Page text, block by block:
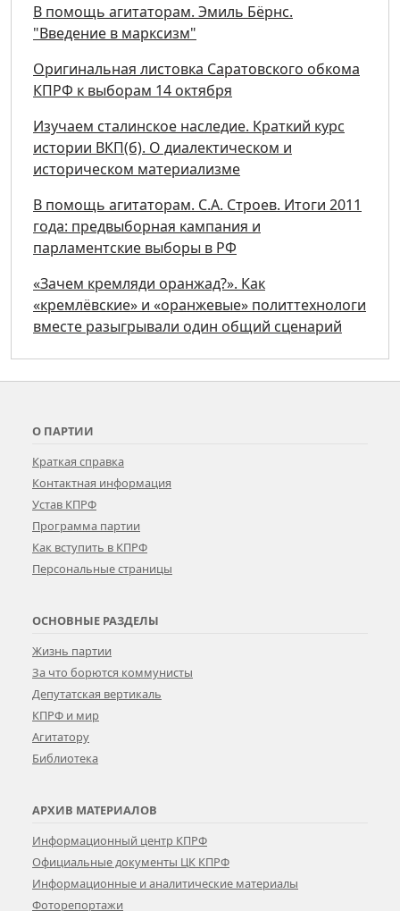
В помощь агитаторам. Эмиль Бёрнс.
"Введение в марксизм"
Оригинальная листовка Саратовского обкома
КПРФ к выборам 14 октября
Изучаем сталинское наследие. Краткий курс
истории ВКП(б). О диалектическом и
историческом материализме
В помощь агитаторам. С.А. Строев. Итоги 2011
года: предвыборная кампания и
парламентские выборы в РФ
«Зачем кремляди оранжад?». Как
«кремлёвские» и «оранжевые» политтехнологи
вместе разыгрывали один общий сценарий
О ПАРТИИ
Краткая справка
Контактная информация
Устав КПРФ
Программа партии
Как вступить в КПРФ
Персональные страницы
ОСНОВНЫЕ РАЗДЕЛЫ
Жизнь партии
За что борются коммунисты
Депутатская вертикаль
КПРФ и мир
Агитатору
Библиотека
АРХИВ МАТЕРИАЛОВ
Информационный центр КПРФ
Официальные документы ЦК КПРФ
Информационные и аналитические материалы
Фоторепортажи